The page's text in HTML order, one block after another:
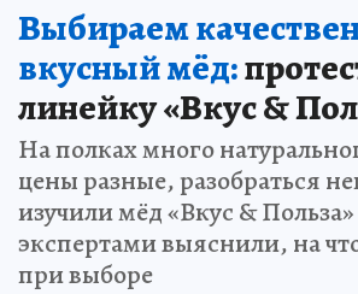
Выбираем
вкусный мёд:
линейку «Вкус &
На полках много
цены разные, разобраться
изучили мёд «Вкус & Польза»
экспертами выяснили, на
при выборе